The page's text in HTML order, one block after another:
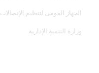
الجهاز القومى لتنظيم الإتصالات
وزارة التنمية الإدارية